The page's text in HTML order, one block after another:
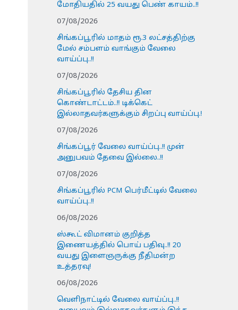
மோதியதில் 25 வயது பெண் காயம்..!!
07/08/2026
சிங்கப்பூரில் மாதம் ரூ.3 லட்சத்திற்கு
மேல் சம்பளம் வாங்கும் வேலை
வாய்ப்பு..!!
07/08/2026
சிங்கப்பூரில் தேசிய தின
கொண்டாட்டம்..!! டிக்கெட்
இல்லாதவர்களுக்கும் சிறப்பு வாய்ப்பு.!
07/08/2026
சிங்கப்பூர் வேலை வாய்ப்பு..!! முன்
அனுபவம் தேவை இல்லை..!!
07/08/2026
சிங்கப்பூரில் PCM பெர்மீட்டில் வேலை
வாய்ப்பு..!!
06/08/2026
ஸ்கூட் விமானம் குறித்த
இணையத்தில் பொய் பதிவு..!! 20
வயது இளைஞருக்கு நீதிமன்ற
உத்தரவு!
06/08/2026
வெளிநாட்டில் வேலை வாய்ப்பு..!!